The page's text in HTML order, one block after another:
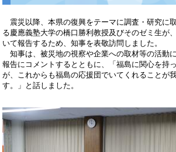
震災以降、本県の復興をテーマに調査・研究に
る慶應義塾大学の橋口勝利教授及びそのゼミ生が
いて報告するため、知事を表敬訪問しました。
知事は、被災地の視察や企業への取材等の活動
報告にコメントするとともに、「福島に関心を持
が、これからも福島の応援団でいてくれることが
す。」と話しました。